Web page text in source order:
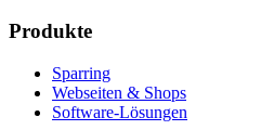
Produkte
Sparring
Webseiten & Shops
Software-Lösungen